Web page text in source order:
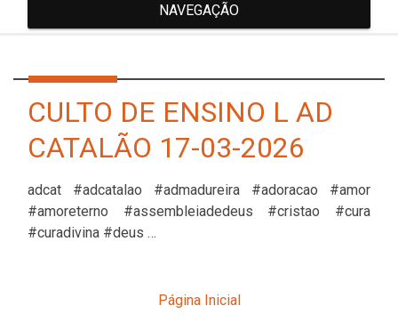
NAVEGAÇÃO
CULTO DE ENSINO L AD
CATALÃO 17-03-2026
adcat #adcatalao #admadureira #adoracao #amor
#amoreterno #assembleiadedeus #cristao #cura
#curadivina #deus …
Página Inicial